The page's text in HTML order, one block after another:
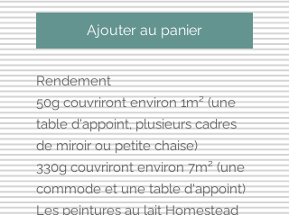
Ajouter au panier
Rendement
50g couvriront environ 1m² (une
table d'appoint, plusieurs cadres
de miroir ou petite chaise)
330g couvriront environ 7m² (une
commode et une table d'appoint)
Les peintures au lait Homestead